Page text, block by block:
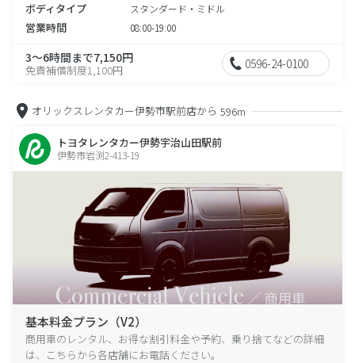
ボディタイプ スタンダード・ミドル
営業時間 08:00-19:00
3～6時間まで7,150円
免責補償制度1,100円 0596-24-0100
オリックスレンタカー伊勢市駅前店から 596m
トヨタレンタカー伊勢宇治山田駅前
伊勢市岩渕2-413-19
基本料金プラン（V2）
商用車のレンタル、お得な割引料金や予約、乗り捨てなどの詳細
は、こちらから各店舗にお電話ください。